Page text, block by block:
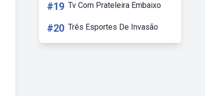
#19 Tv Com Prateleira Embaixo
#20 Três Esportes De Invasão